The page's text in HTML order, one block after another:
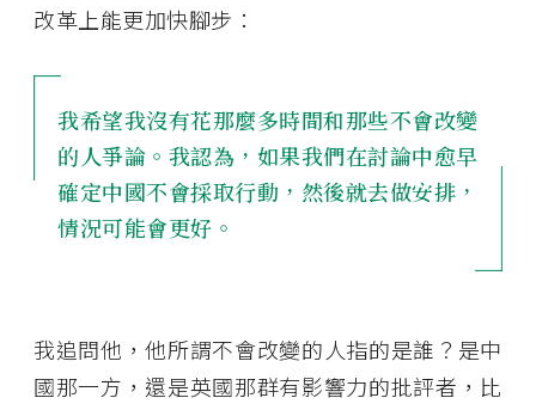
改革上能更加快腳步：
我希望我沒有花那麼多時間和那些不會改變
的人爭論。我認為，如果我們在討論中愈早
確定中國不會採取行動，然後就去做安排，
情況可能會更好。
我追問他，他所謂不會改變的人指的是誰？是中
國那一方，還是英國那群有影響力的批評者，比